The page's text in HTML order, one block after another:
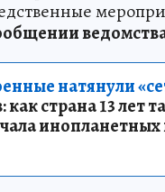
натянули
страна 13 лет
инопланетных